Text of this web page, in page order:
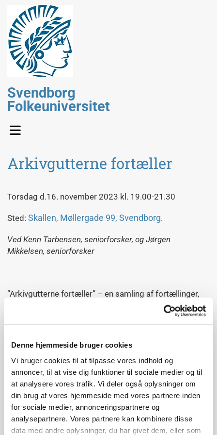
Denne hjemmeside bruger cookies
Vi bruger cookies til at tilpasse vores indhold og
annoncer, til at vise dig funktioner til sociale medier og til
at analysere vores trafik. Vi deler også oplysninger om
din brug af vores hjemmeside med vores partnere inden
for sociale medier, annonceringspartnere og
analysepartnere. Vores partnere kan kombinere disse
data med andre oplysninger, du har givet dem, eller som
Svendborg
Folkeuniversitet
Arkivgutterne fortæller
Torsdag d.16. november 2023 kl. 19.00-21.30
Sted: Skallen, Møllergade 99, Svendborg.
Ved Kenn Tarbensen, seniorforsker, og Jørgen
Mikkelsen, seniorforsker
”Arkivgutterne fortæller” – en samling af fortællinger,
anekdoter, kuriositeter samlet gennem mange år af de
to arkivarer/historikere ved henholdsvis Rigsarkivet i
på bagsiden af Politiken præsenteret avisens læsere
for stort og småt fundet i Rigsarkivets magasiner. I
2022 havde de samlet nogle af disse fortæller i bogen
”Arkivgutterne fortæller”. Den 16. november kommer de
på besøg hos Danske Slægtsforskere Sydfyn og
fortæller – måske om ”tømmermand PIS”, hundetælling
i Helsingør, juletræstyve og mangel andre.